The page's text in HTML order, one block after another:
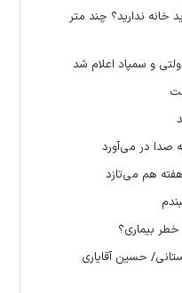
خانه ندارید؟ چند متر
و سمپاد اعلام شد
هم می‌تازد
بیماری؟
حسین آقایاری